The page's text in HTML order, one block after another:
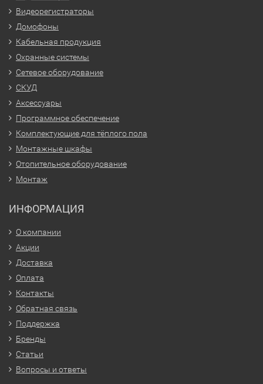
Видеорегистраторы
Домофоны
Кабельная продукция
Охранные системы
Сетевое оборудование
СКУД
Аксессуары
Программное обеспечение
Комплектующие для тёплого пола
Монтажные шкафы
Отопительное оборудование
Монтаж
ИНФОРМАЦИЯ
О компании
Акции
Доставка
Оплата
Контакты
Обратная связь
Поддержка
Бренды
Статьи
Вопросы и ответы